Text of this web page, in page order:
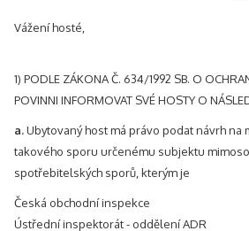
Vážení hosté,
1) PODLE ZÁKONA Č. 634/1992 SB. O
POVINNI INFORMOVAT SVÉ HOSTY O
a.Ubytovaný host má právo podat návrh na
takového sporu určenému subjektu
spotřebitelských sporů, kterým je
Česká obchodní inspekce
Ústřední inspektorát - oddělení ADR